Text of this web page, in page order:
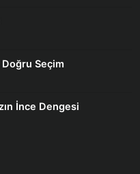
Seçim
İnce Dengesi